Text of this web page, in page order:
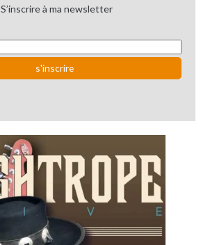
S’inscrire à ma newsletter